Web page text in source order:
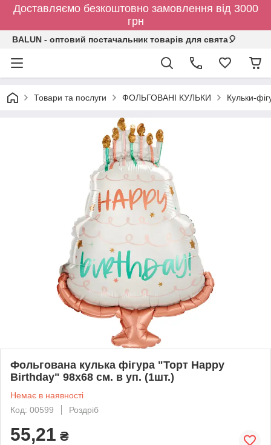
Доставляємо безкоштовно замовлення від 3000
грн
BALUN - оптовий постачальник товарів для свята🎈
Товари та послуги ФОЛЬГОВАНІ КУЛЬКИ Кульки-
Фольгована кулька фігура "Торт Happy
Birthday" 98х68 см. в уп. (1шт.)
Немає в наявності
Код: 00599
Роздріб
55,21 ₴